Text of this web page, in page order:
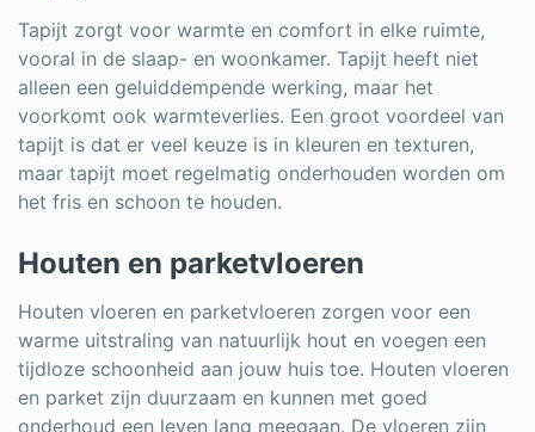
Tapijt zorgt voor warmte en comfort in elke ruimte,
vooral in de slaap- en woonkamer. Tapijt heeft niet
alleen een geluiddempende werking, maar het
voorkomt ook warmteverlies. Een groot voordeel van
tapijt is dat er veel keuze is in kleuren en texturen,
maar tapijt moet regelmatig onderhouden worden om
het fris en schoon te houden.
Houten en parketvloeren
Houten vloeren en parketvloeren zorgen voor een
warme uitstraling van natuurlijk hout en voegen een
tijdloze schoonheid aan jouw huis toe. Houten vloeren
en parket zijn duurzaam en kunnen met goed
onderhoud een leven lang meegaan. De vloeren zijn